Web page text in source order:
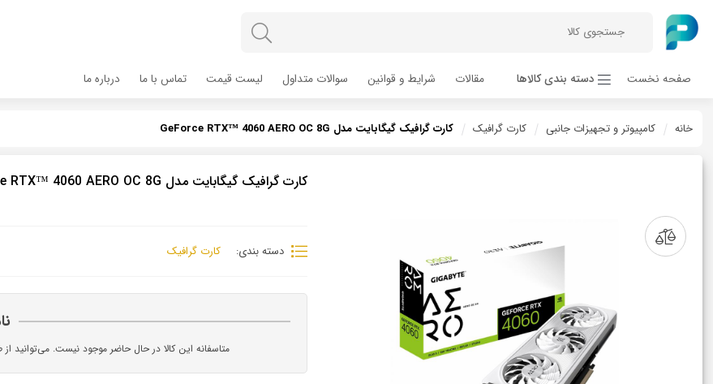
صفحه نخست دسته بندی کالاها مقالات شرایط و قوانین سوالات متداول لیست قیمت تماس با ما درباره ما
خانه کامپیوتر و تجهیزات جانبی کارت گرافیک کارت گرافیک گیگابایت مدل GeForce RTX™ 4060 AERO OC 8G
کارت گرافیک گیگابایت مدل GeForce RTX™ 4060 AERO OC 8G
دسته بندی: کارت گرافیک
متاسفانه این کالا در حال حاضر موجود نیست. می‌توانید